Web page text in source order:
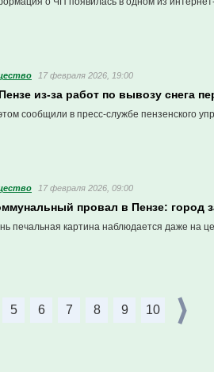
17 февраля 2026, 19:00
из-за работ по вывозу снега
сообщили в пресс-службе пензенского
17 февраля 2026, 09:00
провал в Пензе: город
печальная картина наблюдается даже на
5 6 7 8 9 10